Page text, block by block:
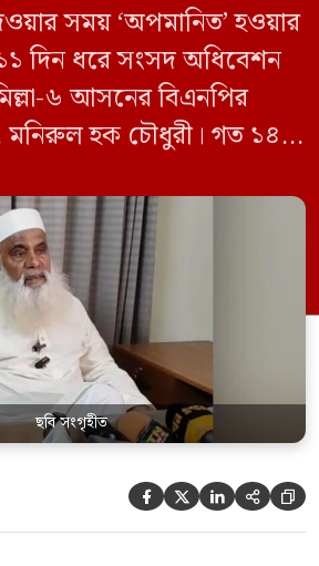
সময় ‘অপমানিত’ হওয়ার
দিন ধরে সংসদ অধিবেশন
৬ আসনের বিএনপির
হক চৌধুরী। গত ১৪
প্রতিবাদে ১৫ থেকে ২৫ জুন
যাননি। মনিরুল হক চৌধুরী
অপমান করা হয়েছে।
ছবি সংগৃহীত
    